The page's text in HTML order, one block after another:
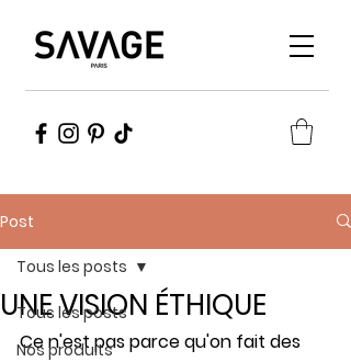
Post
Tous les posts
Nos produits
Tous les posts
UNE VISION ÉTHIQUE
Ce n'est pas parce qu'on fait des